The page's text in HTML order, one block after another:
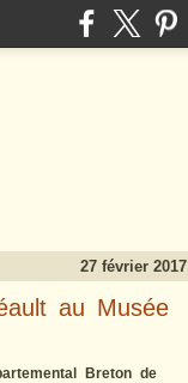
27 février 2017
au Musée
Breton de